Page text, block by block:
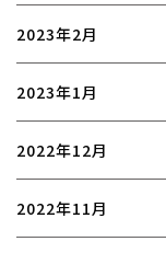
2023年2月
2023年1月
2022年12月
2022年11月